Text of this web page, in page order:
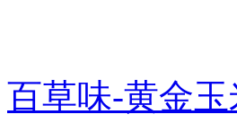
百草味-黄金玉